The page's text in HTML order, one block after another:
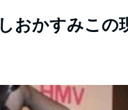
おかすみこの